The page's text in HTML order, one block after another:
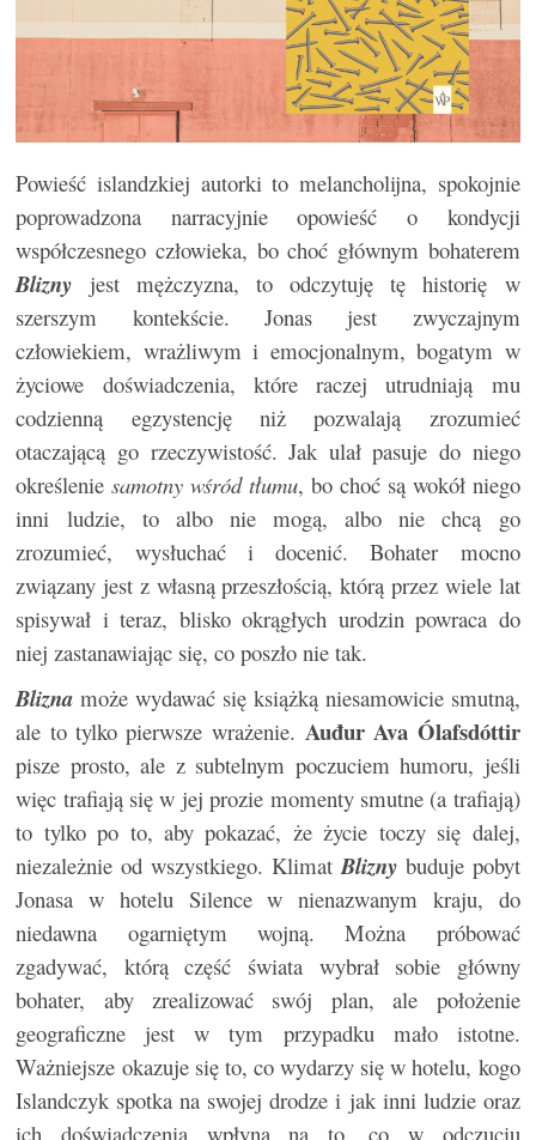
Powieść islandzkiej autorki to melancholijna, spokojnie
poprowadzona narracyjnie opowieść o kondycji
współczesnego człowieka, bo choć głównym bohaterem
Blizny jest mężczyzna, to odczytuję tę historię w
szerszym kontekście. Jonas jest zwyczajnym
człowiekiem, wrażliwym i emocjonalnym, bogatym w
życiowe doświadczenia, które raczej utrudniają mu
codzienną egzystencję niż pozwalają zrozumieć
otaczającą go rzeczywistość. Jak ulał pasuje do niego
określeniesamotny wśród tłumu, bo choć są wokół niego
inni ludzie, to albo nie mogą, albo nie chcą go
zrozumieć, wysłuchać i docenić. Bohater mocno
związany jest z własną przeszłością, którą przez wiele lat
spisywał i teraz, blisko okrągłych urodzin powraca do
niej zastanawiając się, co poszło nie tak.
Blizna może wydawać się książką niesamowicie smutną,
ale to tylko pierwsze wrażenie. Auđur Ava Ólafsdóttir
pisze prosto, ale z subtelnym poczuciem humoru, jeśli
więc trafiają się w jej prozie momenty smutne (a trafiają)
to tylko po to, aby pokazać, że życie toczy się dalej,
niezależnie od wszystkiego. KlimatBliznybuduje pobyt
Jonasa w hotelu Silence w nienazwanym kraju, do
niedawna ogarniętym wojną. Można próbować
zgadywać, którą część świata wybrał sobie główny
bohater, aby zrealizować swój plan, ale położenie
geograficzne jest w tym przypadku mało istotne.
Ważniejsze okazuje się to, co wydarzy się w hotelu, kogo
Islandczyk spotka na swojej drodze i jak inni ludzie oraz
ich doświadczenia wpłyną na to, co w odczuciu